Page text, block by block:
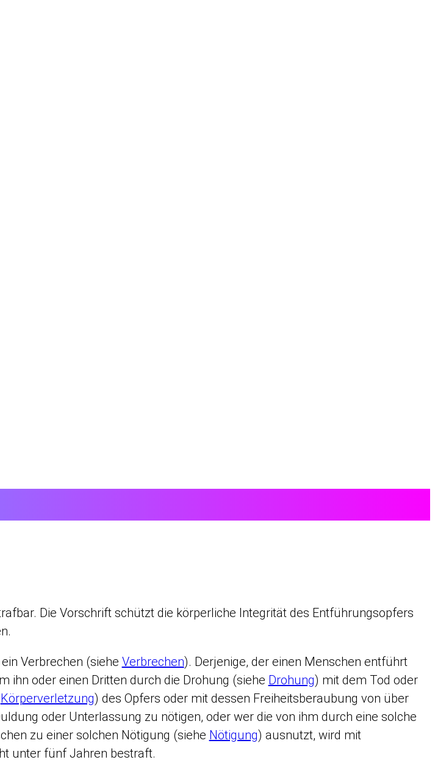
Die Vorschrift schützt die körperliche Integrität des Entführungsopfers
Verbrechen (siehe Verbrechen). Derjenige, der einen Menschen entführt
ihn oder einen Dritten durch die Drohung (siehe Drohung) mit dem Tod oder
Körperverletzung) des Opfers oder mit dessen Freiheitsberaubung von über
oder Unterlassung zu nötigen, oder wer die von ihm durch eine solche
zu einer solchen Nötigung (siehe Nötigung) ausnutzt, wird mit
unter fünf Jahren bestraft.